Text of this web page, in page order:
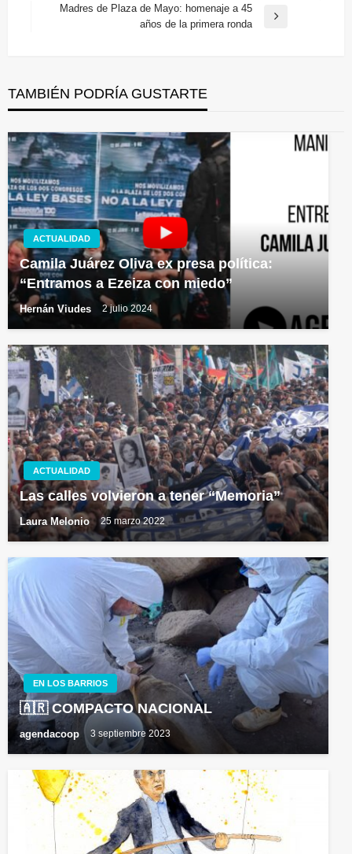
anteriorMadres de Plaza de Mayo: homenaje a 45
años de la primera ronda
TAMBIÉN PODRÍA GUSTARTE
ACTUALIDAD
Camila Juárez Oliva ex presa política:
“Entramos a Ezeiza con miedo”
Hernán Viudes 2 julio 2024
ACTUALIDAD
Las calles volvieron a tener “Memoria”
Laura Melonio 25 marzo 2022
EN LOS BARRIOS
🇦🇷 COMPACTO NACIONAL
agendacoop 3 septiembre 2023